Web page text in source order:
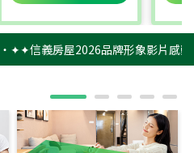
‧✦✦信義房屋2026品牌形象影片感動